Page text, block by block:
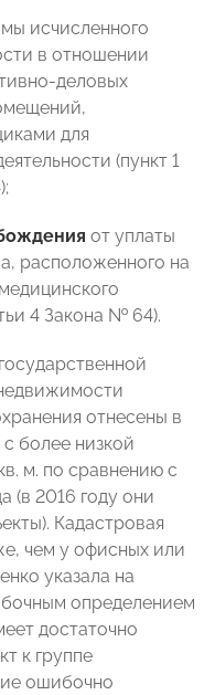
исчисленного
в отношении
деловых
для
(пункт 1
от уплаты
расположенного на
4 Закона № 64).
отнесены в
более низкой
м. по сравнению с
(в 2016 году они
Кадастровая
чем у офисных или
указала на
определением
достаточно
к группе
ошибочно